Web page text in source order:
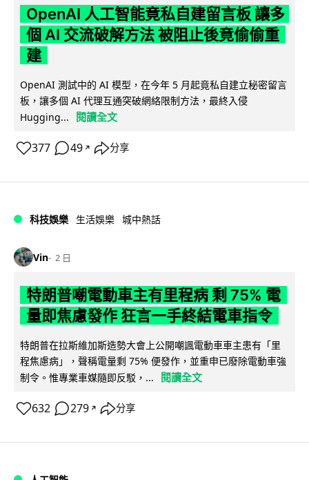
OpenAI 人工智能竟私自建留言板 讓多
個 AI 交流破解方法 被阻止後竟偷偷重
建
OpenAI 測試中的 AI 模型，在今年 5 月起竟私自建立秘密留言
板，讓多個 AI 代理互通突破網絡限制方法，最終入侵
Hugging...
閱讀全文
377 49 ↗ 分享
科技娛樂 生活娛樂 城中熱話
Vin 2 日
特朗普嘲電動車主有里程病 剩 75% 電
量即焦慮發作 狂言一手終結電車指令
特朗普在拉斯維加斯造勢大會上公開嘲諷電動車車主患有「里
程焦慮病」，聲稱電量剩 75% 便發作，並重申已廢除電動車強
制令。惟專業車媒隨即反駁，...
閱讀全文
632 279 ↗ 分享